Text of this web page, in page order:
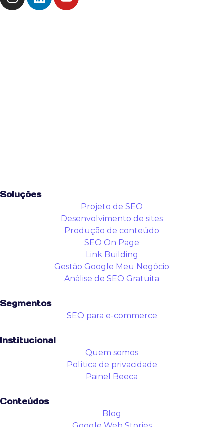
Soluções
Projeto de SEO
Desenvolvimento de sites
Produção de conteúdo
SEO On Page
Link Building
Gestão Google Meu Negócio
Análise de SEO Gratuita
Segmentos
SEO para e-commerce
Institucional
Quem somos
Política de privacidade
Painel Beeca
Conteúdos
Blog